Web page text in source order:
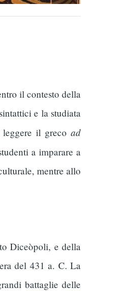
il contesto della
e la studiata
il greco ad
a imparare a
mentre allo
Diceòpoli, e della
del 431 a. C. La
battaglie delle